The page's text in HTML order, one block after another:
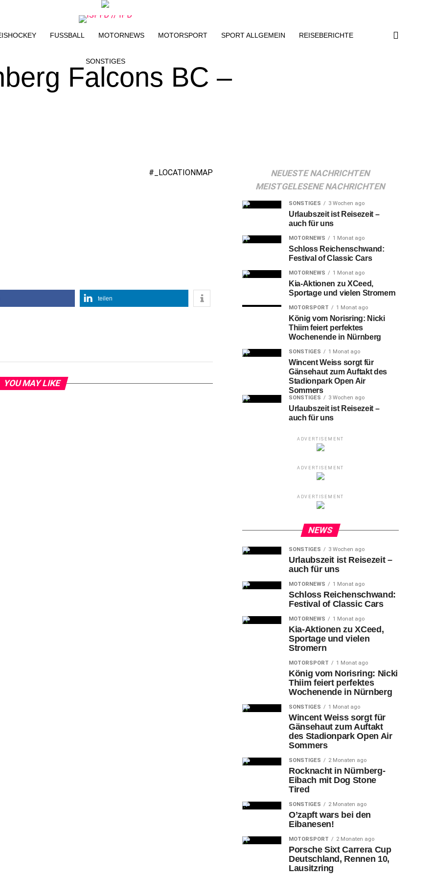
FUSSBALL MOTORNEWS MOTORSPORT SPORT ALLGEMEIN REISEBERICHTE
SONSTIGES
Falcons BC –
#_LOCATIONMAP
teilen
YOU MAY LIKE
NEUESTE NACHRICHTEN
MEISTGELESENE NACHRICHTEN
SONSTIGES 3 Wochen ago
Urlaubszeit ist Reisezeit –
auch für uns
MOTORNEWS 1 Monat ago
Schloss Reichenschwand:
Festival of Classic Cars
MOTORNEWS 1 Monat ago
Kia-Aktionen zu XCeed,
Sportage und vielen Stromern
MOTORSPORT 1 Monat ago
König vom Norisring: Nicki
Thiim feiert perfektes
Wochenende in Nürnberg
SONSTIGES 1 Monat ago
Wincent Weiss sorgt für
Gänsehaut zum Auftakt des
Stadionpark Open Air
Sommers
SONSTIGES 3 Wochen ago
Urlaubszeit ist Reisezeit –
auch für uns
ADVERTISEMENT
ADVERTISEMENT
ADVERTISEMENT
NEWS
SONSTIGES 3 Wochen ago
Urlaubszeit ist Reisezeit –
auch für uns
MOTORNEWS 1 Monat ago
Schloss Reichenschwand:
Festival of Classic Cars
MOTORNEWS 1 Monat ago
Kia-Aktionen zu XCeed,
Sportage und vielen
Stromern
MOTORSPORT 1 Monat ago
König vom Norisring: Nicki
Thiim feiert perfektes
Wochenende in Nürnberg
SONSTIGES 1 Monat ago
Wincent Weiss sorgt für
Gänsehaut zum Auftakt
des Stadionpark Open Air
Sommers
SONSTIGES 2 Monaten ago
Rocknacht in Nürnberg-
Eibach mit Dog Stone
Tired
SONSTIGES 2 Monaten ago
O’zapft wars bei den
Eibanesen!
MOTORSPORT 2 Monaten ago
Porsche Sixt Carrera Cup
Deutschland, Rennen 10,
Lausitzring